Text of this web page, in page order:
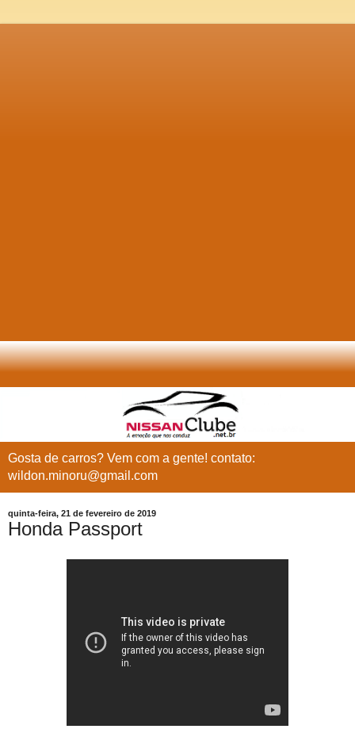
Gosta de carros? Vem com a gente! contato:
wildon.minoru@gmail.com
quinta-feira, 21 de fevereiro de 2019
Honda Passport